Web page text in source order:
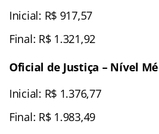
Inicial: R$ 917,57
Final: R$ 1.321,92
Oficial de Justiça – Nível
Inicial: R$ 1.376,77
Final: R$ 1.983,49